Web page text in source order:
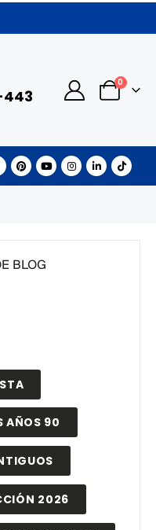
443
0
BLOG
AÑOS 90
2026